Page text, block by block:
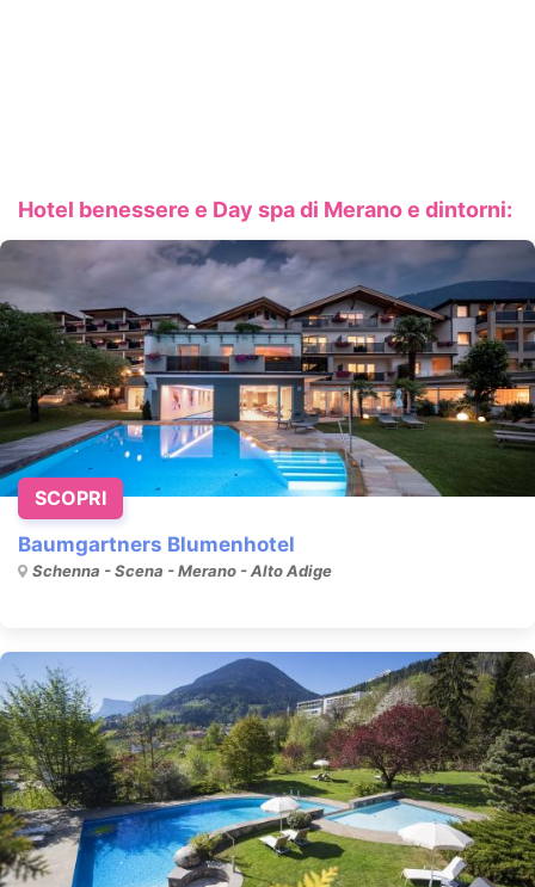
Hotel benessere e Day spa di Merano e dintorni:
Baumgartners Blumenhotel
Schenna - Scena - Merano - Alto Adige
SCOPRI